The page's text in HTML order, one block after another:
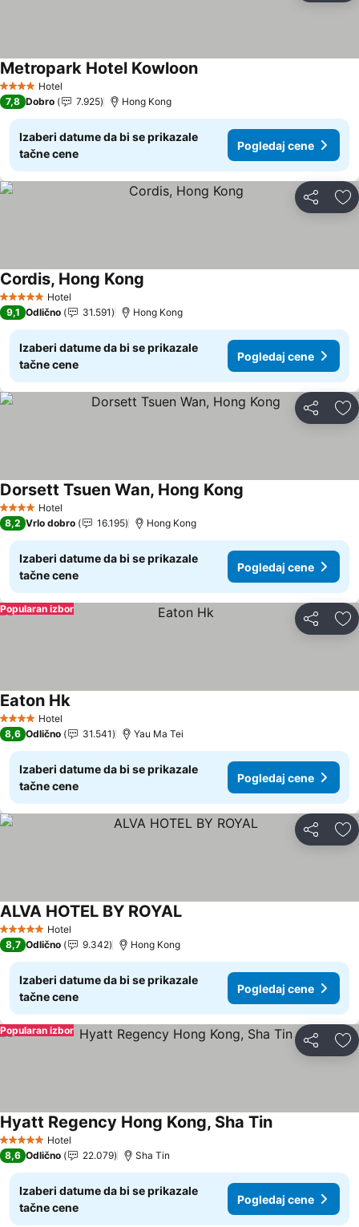
4 ZvezdiceHotel
Metropark Hotel KowloonPogledaj cene
7,8 Dobro 7.925 Hong Kong
Izaberi datume da bi se prikazale
tačne cene
Pogledaj cene
Deli
5 ZvezdiceHotel
Cordis, Hong Kong
9,1 Odlično 31.591 Hong Kong
Izaberi datume da bi se prikazale
tačne cene
Pogledaj cene
Deli
4 ZvezdiceHotel
Dorsett Tsuen Wan, Hong Kong
8,2 Vrlo dobro 16.195 Hong Kong
Izaberi datume da bi se prikazale
tačne cene
Pogledaj cene
Deli
Popularan izbor
4 ZvezdiceHotel
Eaton HkPogledaj cene
8,6 Odlično 31.541 Yau Ma Tei
Izaberi datume da bi se prikazale
tačne cene
Pogledaj cene
Deli
5 ZvezdiceHotel
ALVA HOTEL BY ROYALPogledaj cene
8,7 Odlično 9.342 Hong Kong
Izaberi datume da bi se prikazale
tačne cene
Pogledaj cene
Deli
Popularan izbor
5 ZvezdiceHotel
Hyatt Regency Hong Kong, Sha TinPogledaj cene
8,6 Odlično 22.079 Sha Tin
Izaberi datume da bi se prikazale
tačne cene
Pogledaj cene